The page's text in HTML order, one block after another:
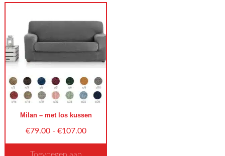
Milan – met los kussen
€79.00 - €107.00Prijsklasse:
€79.00